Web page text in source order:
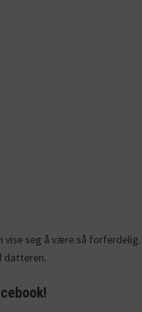
vise seg å være så
datteren.